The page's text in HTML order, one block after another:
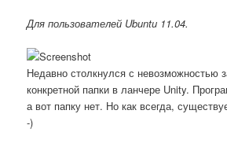
Для пользователей Ubuntu 11.04.
Недавно столкнулся с невозможностью
конкретной папки в ланчере Unity.
а вот папку нет. Но как всегда,
-)